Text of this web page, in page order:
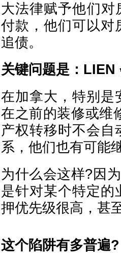
大法律赋予他们
付款，他们可以对
追债。
关键问题是：LIEN
在加拿大，特别是
在之前的装修或维
产权转移时不会自
系，他们也有可能
为什么会这样?因
是针对某个特定的
押优先级很高，甚
这个陷阱有多普遍?